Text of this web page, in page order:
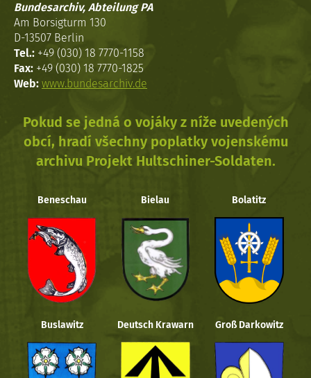
Bundesarchiv, Abteilung PA
Am Borsigturm 130
D-13507 Berlin
Tel.: +49 (030) 18 7770-1158
Fax: +49 (030) 18 7770-1825
Web: www.bundesarchiv.de
Pokud se jedná o vojáky z níže uvedených
obcí, hradí všechny poplatky vojenskému
archivu Projekt Hultschiner-Soldaten.
Beneschau Bielau Bolatitz
Buslawitz Deutsch Krawarn Groß Darkowitz